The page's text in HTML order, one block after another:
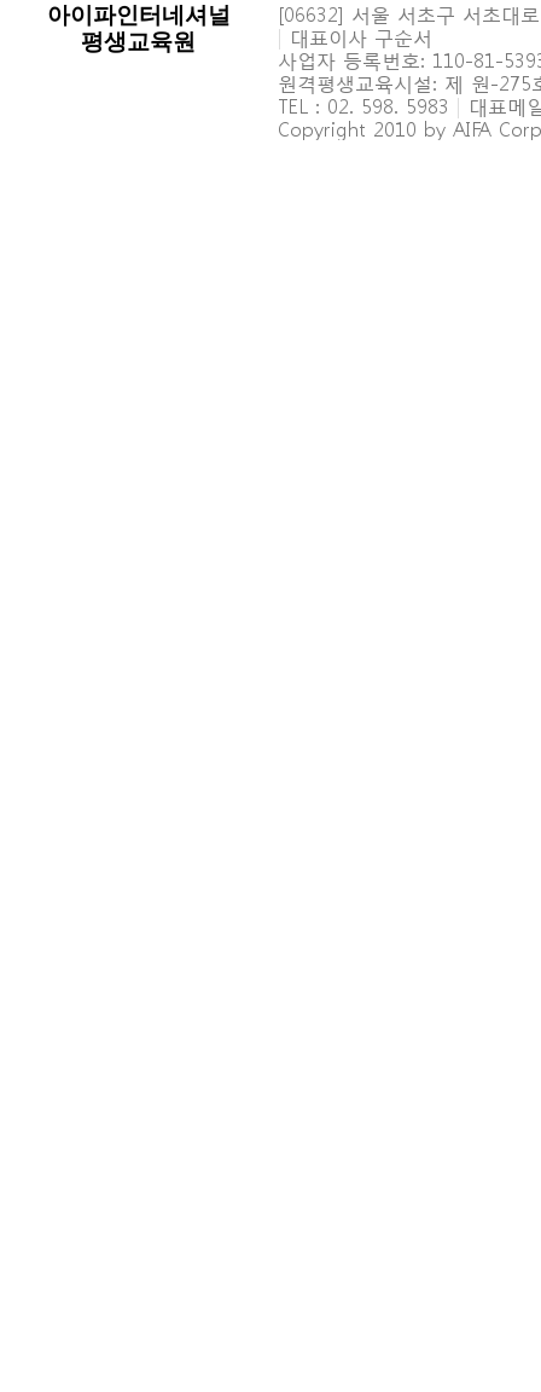
아이파인터네셔널
평생교육원
[06632] 서울 서초구 서초대
| 대표이사 구순서
사업자 등록번호: 110-81-
원격평생교육시설: 제 원-
TEL : 02. 598. 5983 | 대표메
Copyright 2010 by AIFA